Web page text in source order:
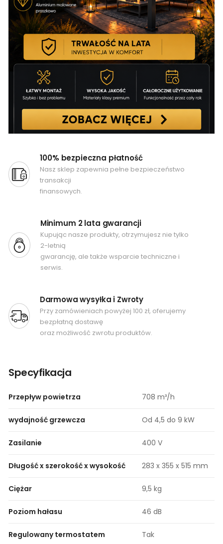
100% bezpieczna płatność
Nasz sklep zapewnia pełne bezpieczeństwo
transakcji
finansowych.
Minimum 2 lata gwarancji
Kupując nasze produkty, otrzymujesz nie tylko
2-letnią
gwarancję, ale także wsparcie techniczne i
serwis.
Darmowa wysyłka i Zwroty
Przy zamówieniach powyżej 100 zł, oferujemy
bezpłatną dostawę
oraz możliwość zwrotu produktów.
Specyfikacja
Przepływ powietrza 708 m³/h
wydajność grzewcza Od 4,5 do 9 kW
Zasilanie 400 V
Długość x szerokość x wysokość 283 x 355 x 515 mm
Ciężar 9,5 kg
Poziom hałasu 46 dB
Regulowany termostatem Tak